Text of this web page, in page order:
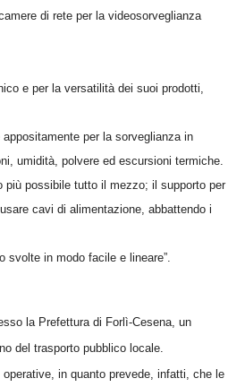
di rete per la videosorveglianza
e per la versatilità dei suoi prodotti,
per la sorveglianza in
umidità, polvere ed escursioni termiche.
più possibile tutto il mezzo; il supporto per
cavi di alimentazione, abbattendo i
svolte in modo facile e lineare”.
la Prefettura di Forlì-Cesena, un
del trasporto pubblico locale.
in quanto prevede, infatti, che le